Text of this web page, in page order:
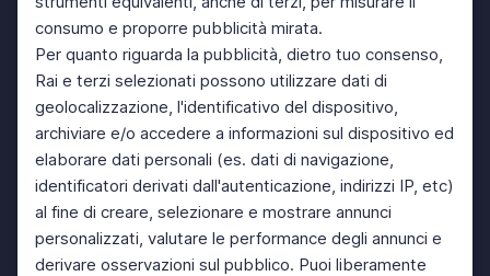
consumo e proporre pubblicità mirata.
Per quanto riguarda la pubblicità, dietro tuo consenso,
Rai e terzi selezionati possono utilizzare dati di
geolocalizzazione, l'identificativo del dispositivo,
archiviare e/o accedere a informazioni sul dispositivo ed
elaborare dati personali (es. dati di navigazione,
identificatori derivati dall'autenticazione, indirizzi IP, etc)
al fine di creare, selezionare e mostrare annunci
personalizzati, valutare le performance degli annunci e
derivare osservazioni sul pubblico. Puoi liberamente